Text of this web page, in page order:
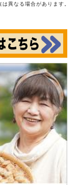
異なる場合があります。